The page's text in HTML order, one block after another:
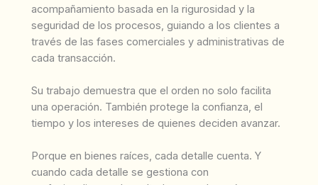
acompañamiento basada en la rigurosidad y la
seguridad de los procesos, guiando a los clientes a
través de las fases comerciales y administrativas de
cada transacción.
Su trabajo demuestra que el orden no solo facilita
una operación. También protege la confianza, el
tiempo y los intereses de quienes deciden avanzar.
Porque en bienes raíces, cada detalle cuenta. Y
cuando cada detalle se gestiona con